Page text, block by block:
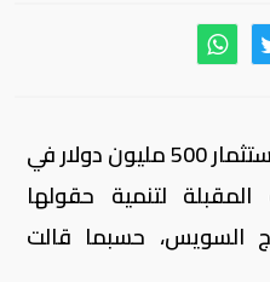
تعتزم ديا الألمانية للطاقة، استثمار 500 مليون دولار في
لتنمية حقولها
السويس، حسبما قالت